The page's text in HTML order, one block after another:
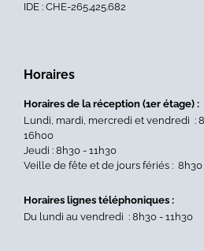
IDE : CHE-265.425.682
Horaires
Horaires de la réception (1er étage) :
Lundi, mardi, mercredi et vendredi :
16h00
Jeudi : 8h30 - 11h30
Veille de fête et de jours fériés : 8h30
Horaires lignes téléphoniques :
Du lundi au vendredi : 8h30 - 11h30